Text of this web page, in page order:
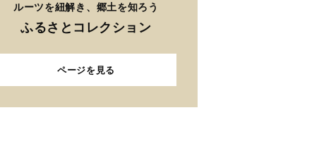
ルーツを紐解き、郷土を知ろう
ふるさとコレクション
ページを見る